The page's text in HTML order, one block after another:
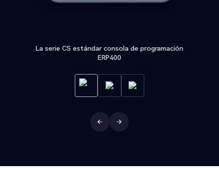
La serie CS estándar consola de programación
ERP400